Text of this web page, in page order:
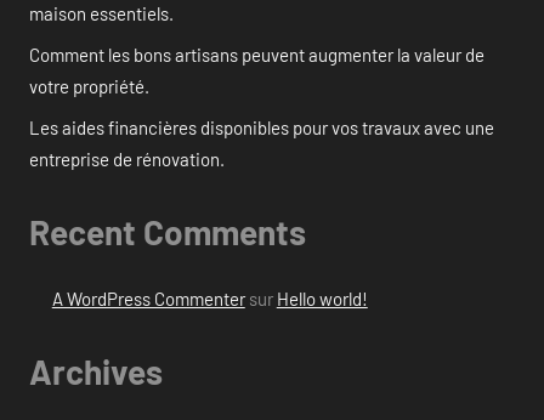
maison essentiels.
Comment les bons artisans peuvent augmenter la valeur de
votre propriété.
Les aides financières disponibles pour vos travaux avec une
entreprise de rénovation.
Recent Comments
A WordPress Commentersur Hello world!
Archives